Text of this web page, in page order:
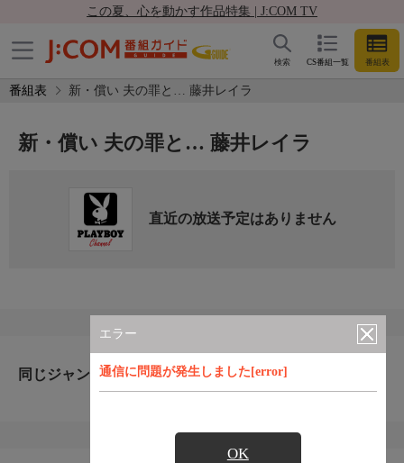
この夏、心を動かす作品特集 | J:COM TV
CS番組一覧 番組表
検索
番組表 新・償い 夫の罪と… 藤井レイラ
エラー
通信に問題が発生しました[error]
OK
新・償い 夫の罪と… 藤井レイラ
直近の放送予定はありません
同じジャンルのおすすめ番組